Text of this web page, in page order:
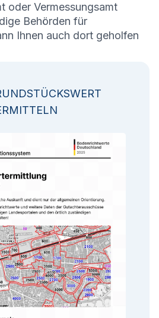
oder Vermessungsamt
Behörden für
Ihnen auch dort geholfen